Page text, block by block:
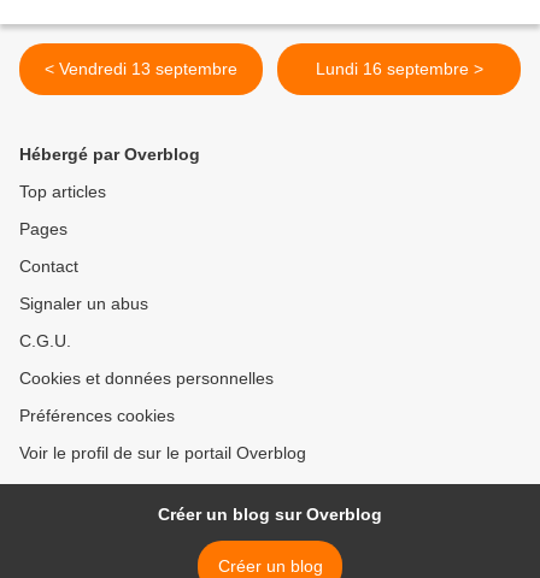
< Vendredi 13 septembre Lundi 16 septembre >
Hébergé par Overblog
Top articles
Pages
Contact
Signaler un abus
C.G.U.
Cookies et données personnelles
Préférences cookies
Voir le profil de sur le portail Overblog
Créer un blog sur Overblog
Créer un blog